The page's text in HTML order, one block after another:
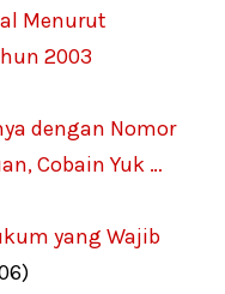
Menurut
2003
dengan Nomor
Cobain Yuk …
yang Wajib